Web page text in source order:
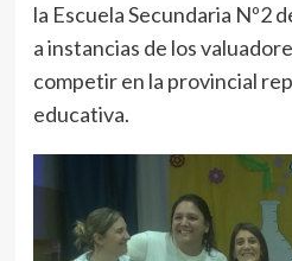
la Escuela Secundaria Nº2
a instancias de los
competir en la provincial
educativa.